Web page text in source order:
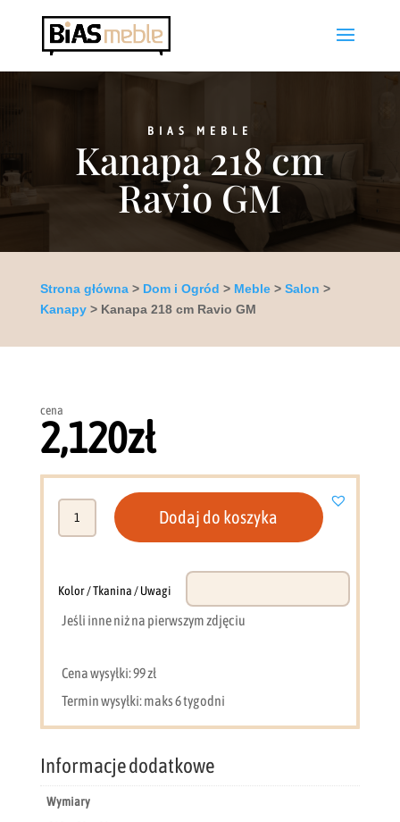
BIAS MEBLE
Kanapa 218 cm
Ravio GM
Strona główna> Dom i Ogród > Meble> Salon >
Kanapy> Kanapa 218 cm Ravio GM
cena
2,120zł
Ravio
Dodaj do koszyka
Kolor / Tkanina / Uwagi
Jeśli inne niż na pierwszym zdjęciu
Cena wysyłki: 99 zł
Termin wysyłki: maks 6 tygodni
Informacje dodatkowe
Wymiary